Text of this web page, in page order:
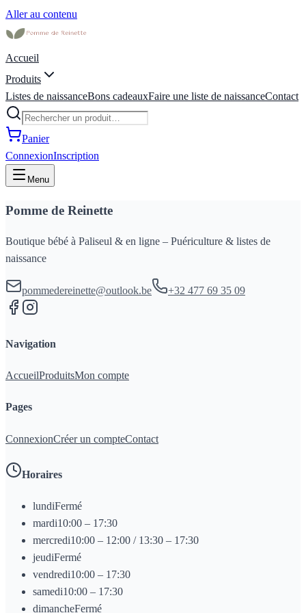
Aller au contenu
Accueil
Produits
Listes de naissanceBons cadeauxFaire une liste de naissanceContact
Panier
ConnexionInscription
Menu
Pomme de Reinette
Boutique bébé à Paliseul & en ligne – Puériculture & listes de
naissance
pommedereinette@outlook.be +32 477 69 35 09
Navigation
AccueilProduitsMon compte
Pages
ConnexionCréer un compteContact
Horaires
lundiFermé
mardi10:00 – 17:30
mercredi10:00 – 12:00 / 13:30 – 17:30
jeudiFermé
vendredi10:00 – 17:30
samedi10:00 – 17:30
dimancheFermé